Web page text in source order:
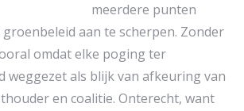
meerdere punten
aan te scherpen. Zonder
omdat elke poging ter
weggezet als blijk van afkeuring van
en coalitie. Onterecht, want